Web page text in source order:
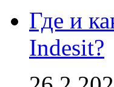
Где и
Indesit?